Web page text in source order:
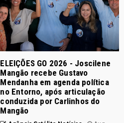
ELEIÇÕES GO 2026 - Joscilene
Mangão recebe Gustavo
Mendanha em agenda política
no Entorno, após articulação
conduzida por Carlinhos do
Mangão